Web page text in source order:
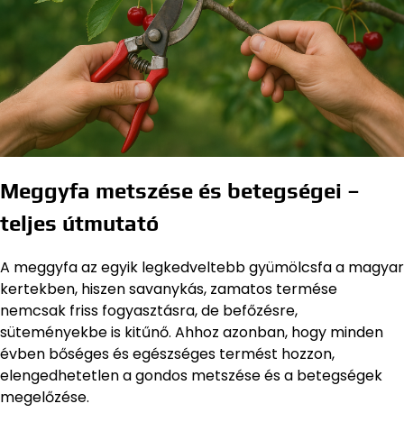
Meggyfa metszése és betegségei –
teljes útmutató
A meggyfa az egyik legkedveltebb gyümölcsfa a magyar
kertekben, hiszen savanykás, zamatos termése
nemcsak friss fogyasztásra, de befőzésre,
süteményekbe is kitűnő. Ahhoz azonban, hogy minden
évben bőséges és egészséges termést hozzon,
elengedhetetlen a gondos metszése és a betegségek
megelőzése.